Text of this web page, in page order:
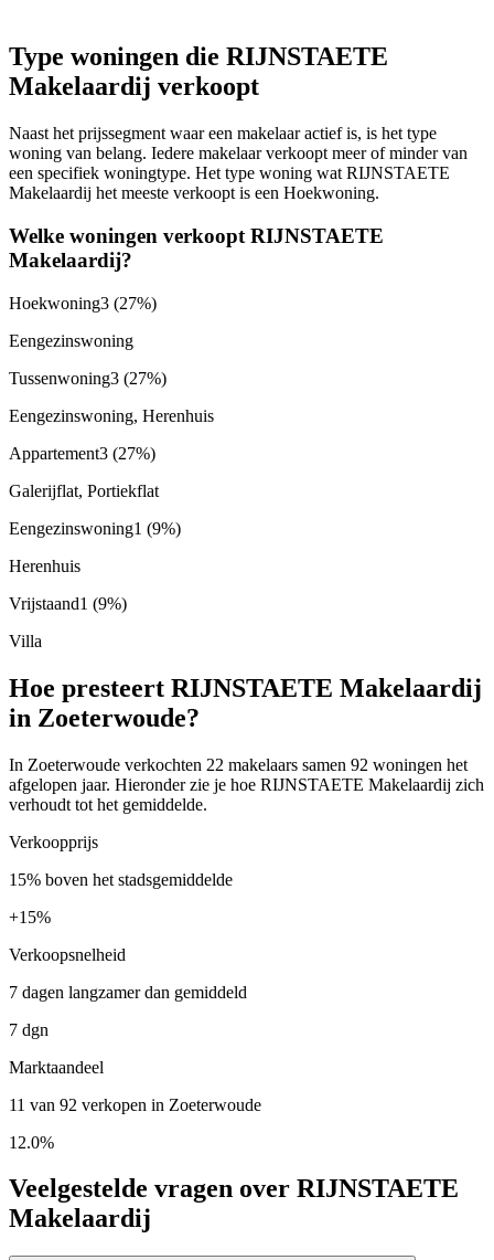
Type woningen die RIJNSTAETE
Makelaardij verkoopt
Naast het prijssegment waar een makelaar actief is, is het type
woning van belang. Iedere makelaar verkoopt meer of minder van
een specifiek woningtype. Het type woning wat RIJNSTAETE
Makelaardij het meeste verkoopt is een Hoekwoning.
Welke woningen verkoopt RIJNSTAETE
Makelaardij?
Hoekwoning3 (27%)
Eengezinswoning
Tussenwoning3 (27%)
Eengezinswoning, Herenhuis
Appartement3 (27%)
Galerijflat, Portiekflat
Eengezinswoning1 (9%)
Herenhuis
Vrijstaand1 (9%)
Villa
Hoe presteert RIJNSTAETE Makelaardij
in Zoeterwoude?
In Zoeterwoude verkochten 22 makelaars samen 92 woningen het
afgelopen jaar. Hieronder zie je hoe RIJNSTAETE Makelaardij zich
verhoudt tot het gemiddelde.
Verkoopprijs
15% boven het stadsgemiddelde
+15%
Verkoopsnelheid
7 dagen langzamer dan gemiddeld
7 dgn
Marktaandeel
11 van 92 verkopen in Zoeterwoude
12.0%
Veelgestelde vragen over RIJNSTAETE
Makelaardij